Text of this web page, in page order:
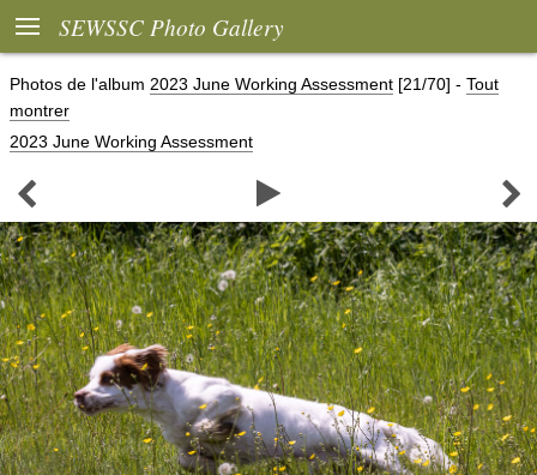
 SEWSSC Photo Gallery
Photos de l'album 2023 June Working Assessment [21/70] - Tout
montrer
2023 June Working Assessment
  